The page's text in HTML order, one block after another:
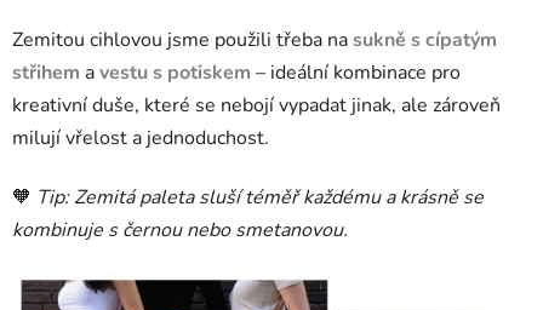
Zemitou cihlovou jsme použili třeba nasukně s cípatým
střihem avestu s potiskem – ideální kombinace pro
kreativní duše, které se nebojí vypadat jinak, ale zároveň
milují vřelost a jednoduchost.
🧡 Tip: Zemitá paleta sluší téměř každému a krásně se
kombinuje s černou nebo smetanovou.